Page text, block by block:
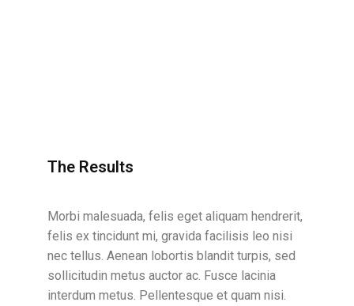
The Results
Morbi malesuada, felis eget aliquam hendrerit,
felis ex tincidunt mi, gravida facilisis leo nisi
nec tellus. Aenean lobortis blandit turpis, sed
sollicitudin metus auctor ac. Fusce lacinia
interdum metus. Pellentesque et quam nisi.